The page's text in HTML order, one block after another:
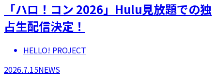
「ハロ！コン 2026」Hulu見放題での独
占生配信決定！
HELLO! PROJECT
2026.7.15NEWS